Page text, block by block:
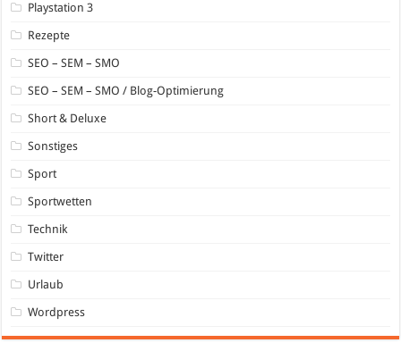
Playstation 3
Rezepte
SEO – SEM – SMO
SEO – SEM – SMO / Blog-Optimierung
Short & Deluxe
Sonstiges
Sport
Sportwetten
Technik
Twitter
Urlaub
Wordpress